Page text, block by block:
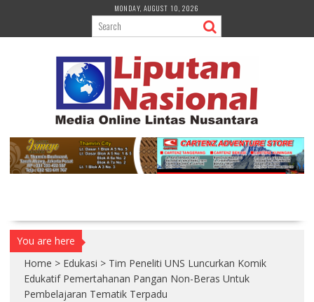
i
MONDAY, AUGUST 10, 2026
You are here
Home > Edukasi > Tim Peneliti UNS Luncurkan Komik
Edukatif Pemertahanan Pangan Non-Beras Untuk
Pembelajaran Tematik Terpadu